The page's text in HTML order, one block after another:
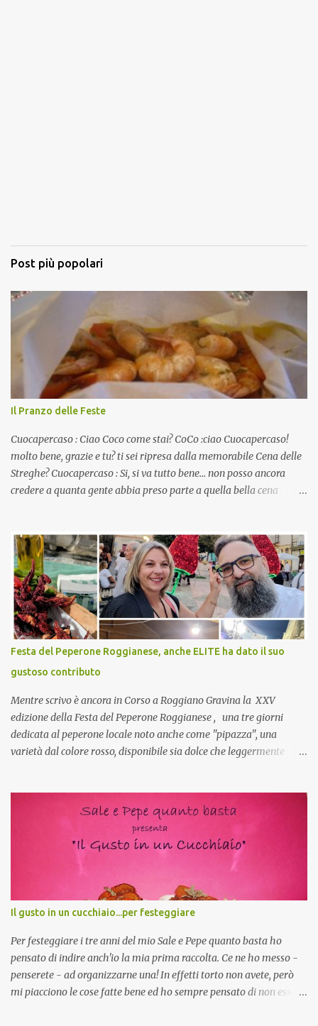
Post più popolari
Il Pranzo delle Feste
Cuocapercaso : Ciao Coco come stai? CoCo :ciao Cuocapercaso!
molto bene, grazie e tu? ti sei ripresa dalla memorabile Cena delle
Streghe? Cuocapercaso : Si, si va tutto bene… non posso ancora
credere a quanta gente abbia preso parte a quella bella cena
pranzo, racconta un po'! Perchè io avrò ospiti e cerco degli spunti...
Cuocapercaso : A dire il vero domenica prossima non preparo
nulla perché vado al Pranzo Aziendale di fine anno organizzato dai
mie capi! CoCo : Pranzo aziendale? Una bella idea! Cuocapercaso :
si, è un modo per riunirsi tutti a fine anno e tirare le somme…
naturalmente mangiando tutti insieme, con grande convivialità!
CoCo : è naturale il cibo, come sappiamo bene, funziona spesso da
collante e anche nel lavoro riesce a creare spesso l’ambiente
favorevole per molte belle opportunità, non trovi? Cuocapercaso :
Si, concordo! …addirittura si dice...
Festa del Peperone Roggianese, anche ELITE ha dato il suo
gustoso contributo
Mentre scrivo è ancora in Corso a Roggiano Gravina la XXV
edizione della Festa del Peperone Roggianese , una tre giorni
dedicata al peperone locale noto anche come "pipazza", una
varietà dal colore rosso, disponibile sia dolce che leggermente
(Pat) della Calabria. Un ingrediente versatile in cucina, utilizzato
fresco o essiccato in ricette della tradizione o in piatti innovativi.
Durante la prima serata dell'evento abbiamo avuto prova della
versatilità di questo ingrediente durante il "2° Concorso
Gastronomico di piatti a base di peperone Roggianese" ideato da
Gina Santagata , presidente dell'associazione Mongolfiera, che ha
visto coinvolte tante associazioni attive sul territorio che hanno
voluto partecipare presentando un loro piatto a base di peperone.
Da giurata del concorso insieme agli chef Francesco Luci e ...
Il gusto in un cucchiaio...per festeggiare
Per festeggiare i tre anni del mio Sale e Pepe quanto basta ho
pensato di indire anch'io la mia prima raccolta. Ce ne ho messo -
penserete - ad organizzarne una! In effetti torto non avete, però
mi piacciono le cose fatte bene ed ho sempre pensato di non essere